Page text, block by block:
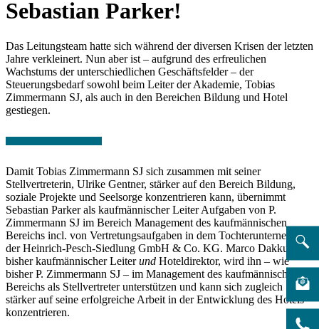
Sebastian Parker!
Das Leitungsteam hatte sich während der diversen Krisen der letzten
Jahre verkleinert. Nun aber ist – aufgrund des erfreulichen
Wachstums der unterschiedlichen Geschäftsfelder – der
Steuerungsbedarf sowohl beim Leiter der Akademie, Tobias
Zimmermann SJ, als auch in den Bereichen Bildung und Hotel
gestiegen.
Damit Tobias Zimmermann SJ sich zusammen mit seiner
Stellvertreterin, Ulrike Gentner, stärker auf den Bereich Bildung,
soziale Projekte und Seelsorge konzentrieren kann, übernimmt
Sebastian Parker als kaufmännischer Leiter Aufgaben von P.
Zimmermann SJ im Bereich Management des kaufmännischen
Bereichs incl. von Vertretungsaufgaben in dem Tochterunternehmen
der Heinrich-Pesch-Siedlung GmbH & Co. KG. Marco Dakkus,
bisher kaufmännischer Leiterund Hoteldirektor, wird ihn – wie
bisher P. Zimmermann SJ – im Management des kaufmännischen
Bereichs als Stellvertreter unterstützen und kann sich zugleich
stärker auf seine erfolgreiche Arbeit in der Entwicklung des Hotels
konzentrieren.